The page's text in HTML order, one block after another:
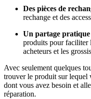
Des pièces de
rechange et des
Un partage pratique
produits pour faciliter
acheteurs et les
Avec seulement quelques
trouver le produit sur lequel
dont vous avez besoin et
réparation.